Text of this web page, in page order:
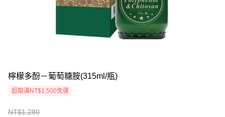
檸檬多酚－葡萄糖胺(315ml/瓶)
超取滿NT$1,500免運
NT$1,280